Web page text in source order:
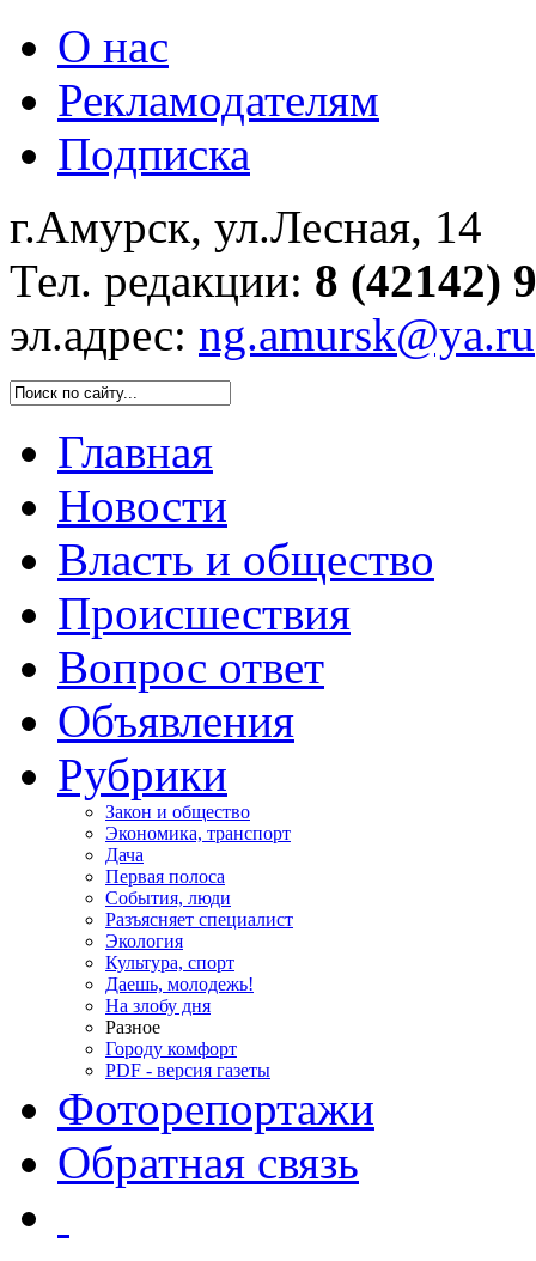
О нас
Рекламодателям
Подписка
г.Амурск, ул.Лесная, 14
Тел. редакции: 8 (42142)
эл.адрес: ng.amursk@ya.ru
Главная
Новости
Власть и общество
Происшествия
Вопрос ответ
Объявления
Рубрики
Закон и общество
Экономика, транспорт
Дача
Первая полоса
События, люди
Разъясняет специалист
Экология
Культура, спорт
Даешь, молодежь!
На злобу дня
Разное
Городу комфорт
PDF - версия газеты
Фоторепортажи
Обратная связь